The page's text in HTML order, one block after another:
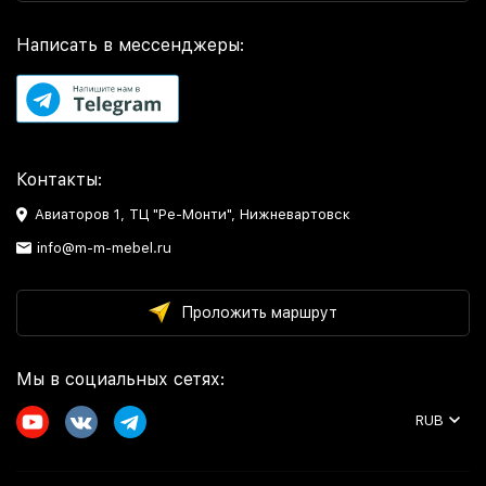
Написать в мессенджеры:
Контакты:
Авиаторов 1, ТЦ "Ре-Монти", Нижневартовск
info@m-m-mebel.ru
Проложить маршрут
Мы в социальных сетях:
RUB